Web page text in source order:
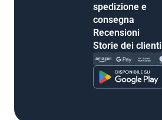
spedizione e
consegna
Recensioni
Storie dei clienti